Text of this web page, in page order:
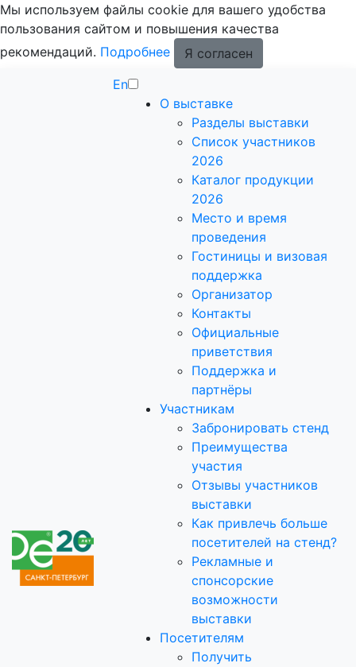
Мы используем файлы cookie для вашего удобства
пользования сайтом и повышения качества
рекомендаций. Подробнее
Я согласен
En
О выставке
Разделы выставки
Список участников
2026
Каталог продукции
2026
Место и время
проведения
Гостиницы и визовая
поддержка
Организатор
Контакты
Официальные
приветствия
Поддержка и
партнёры
Участникам
Забронировать стенд
Преимущества
участия
Отзывы участников
выставки
Как привлечь больше
посетителей на стенд?
Рекламные и
спонсорские
возможности
выставки
Посетителям
Получить